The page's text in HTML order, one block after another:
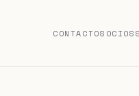
CONTACTOSOCIOS